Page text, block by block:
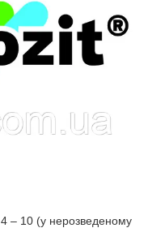
4 – 10 (у нерозведеному